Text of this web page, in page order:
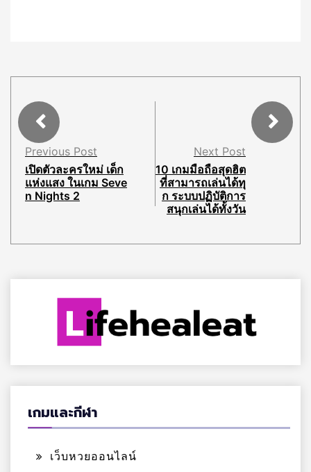
Previous Post
เปิดตัวละครใหม่ เด็ก
แห่งแสง ในเกม Seve
n Nights 2
Next Post
10 เกมมือถือสุดฮิต
ที่สามารถเล่นได้ทุ
ก ระบบปฏิบัติการ
สนุกเล่นได้ทั้งวัน
เกมและกีฬา
เว็บหวยออนไลน์